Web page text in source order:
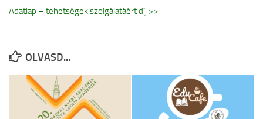
Adatlap – tehetségek szolgálatáért díj >>
OLVASD...